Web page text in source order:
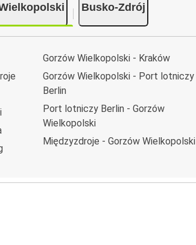
Busko-Zdrój
Gorzów Wielkopolski - Kraków
Gorzów Wielkopolski - Port lotniczy
Berlin
Port lotniczy Berlin - Gorzów
Wielkopolski
Międzyzdroje - Gorzów Wielkopolski